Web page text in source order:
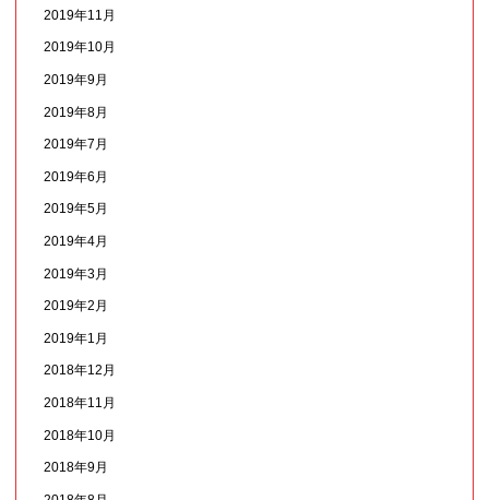
2019年11月
2019年10月
2019年9月
2019年8月
2019年7月
2019年6月
2019年5月
2019年4月
2019年3月
2019年2月
2019年1月
2018年12月
2018年11月
2018年10月
2018年9月